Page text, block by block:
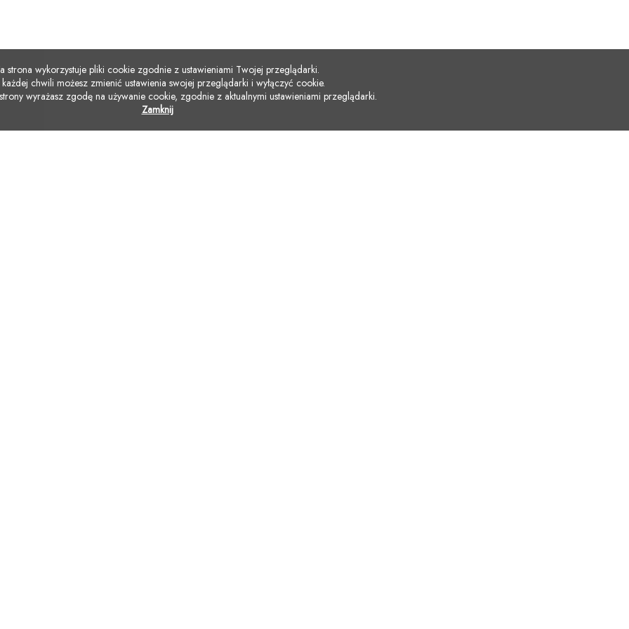
strona wykorzystuje pliki cookie zgodnie z ustawieniami Twojej przeglądarki.
chwili możesz zmienić ustawienia swojej przeglądarki i wyłączyć cookie.
wyrażasz zgodę na używanie cookie, zgodnie z aktualnymi ustawieniami przeglądarki.
Zamknij